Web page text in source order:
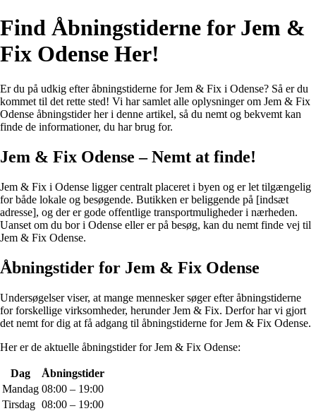
Find Åbningstiderne for Jem &
Fix Odense Her!
Er du på udkig efter åbningstiderne for Jem & Fix i Odense? Så er du
kommet til det rette sted! Vi har samlet alle oplysninger om Jem & Fix
Odense åbningstider her i denne artikel, så du nemt og bekvemt kan
finde de informationer, du har brug for.
Jem & Fix Odense – Nemt at finde!
Jem & Fix i Odense ligger centralt placeret i byen og er let tilgængelig
for både lokale og besøgende. Butikken er beliggende på [indsæt
adresse], og der er gode offentlige transportmuligheder i nærheden.
Uanset om du bor i Odense eller er på besøg, kan du nemt finde vej til
Jem & Fix Odense.
Åbningstider for Jem & Fix Odense
Undersøgelser viser, at mange mennesker søger efter åbningstiderne
for forskellige virksomheder, herunder Jem & Fix. Derfor har vi gjort
det nemt for dig at få adgang til åbningstiderne for Jem & Fix Odense.
Her er de aktuelle åbningstider for Jem & Fix Odense:
Dag
Åbningstider
Mandag 08:00 – 19:00
Tirsdag 08:00 – 19:00